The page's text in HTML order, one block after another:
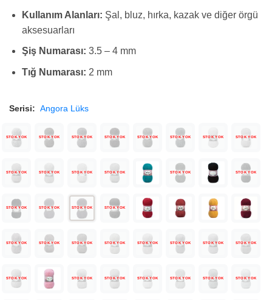
Kullanım Alanları: Şal, bluz, hırka, kazak ve diğer örgü
aksesuarları
Şiş Numarası: 3.5 – 4 mm
Tığ Numarası: 2 mm
Serisi: Angora Lüks
STOK YOK STOK YOK STOK YOK STOK YOK STOK YOK STOK YOK STOK YOK STOK YOK
STOK YOK STOK YOK STOK YOK STOK YOK STOK YOK STOK YOK
STOK YOK STOK YOK STOK YOK STOK YOK
STOK YOK STOK YOK STOK YOK STOK YOK STOK YOK STOK YOK STOK YOK STOK YOK
STOK YOK STOK YOK STOK YOK STOK YOK STOK YOK STOK YOK STOK YOK